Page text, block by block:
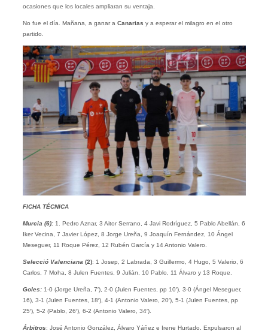
ocasiones que los locales ampliaran su ventaja.
No fue el día. Mañana, a ganar a Canarias y a esperar el milagro en el otro
partido.
FICHA TÉCNICA
Murcia (6):1. Pedro Aznar, 3 Aitor Serrano, 4 Javi Rodríguez, 5 Pablo Abellán, 6
Iker Vecina, 7 Javier López, 8 Jorge Ureña, 9 Joaquín Fernández, 10 Ángel
Meseguer, 11 Roque Pérez, 12 Rubén García y 14 Antonio Valero.
Selecció Valenciana (2): 1 Josep, 2 Labrada, 3 Guillermo, 4 Hugo, 5 Valerio, 6
Carlos, 7 Moha, 8 Julen Fuentes, 9 Julián, 10 Pablo, 11 Álvaro y 13 Roque.
Goles:1-0 (Jorge Ureña, 7′), 2-0 (Julen Fuentes, pp 10′), 3-0 (Ángel Meseguer,
16), 3-1 (Julen Fuentes, 18′), 4-1 (Antonio Valero, 20′), 5-1 (Julen Fuentes, pp
25′), 5-2 (Pablo, 26′), 6-2 (Antonio Valero, 34′).
Árbitros: José Antonio González, Álvaro Yáñez e Irene Hurtado. Expulsaron al